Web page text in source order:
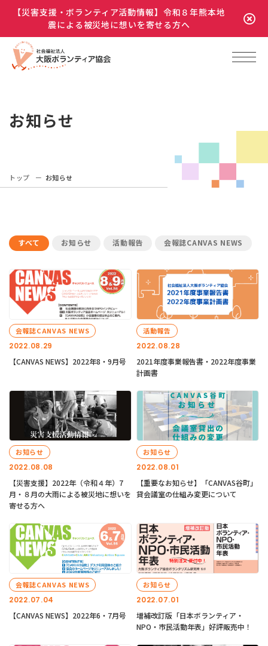
【災害支援・ボランティア活動情報】令和８年熊本地
震による被災地に想いを寄せる方へ
お知らせ
トップ お知らせ
すべて お知らせ 活動報告 会報誌CANVAS NEWS
2022.08.29
会報誌CANVAS NEWS
【CANVAS NEWS】2022年8・9月号
2022.08.28
活動報告
2021年度事業報告書・2022年度事業
計画書
2022.08.08
お知らせ
【災害支援】2022年（令和４年）7
月・８月の大雨による被災地に想いを
寄せる方へ
2022.08.01
お知らせ
【重要なお知らせ】「CANVAS谷町」
貸会議室の仕組み変更について
2022.07.04
会報誌CANVAS NEWS
【CANVAS NEWS】2022年6・7月号
2022.07.01
お知らせ
増補改訂版「日本ボランティア・
NPO・市民活動年表」好評販売中！